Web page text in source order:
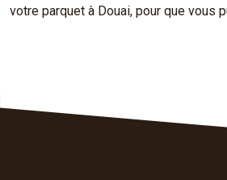
votre parquet à Douai, pour que vous